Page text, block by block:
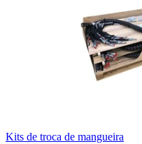
Kits de troca de mangueira